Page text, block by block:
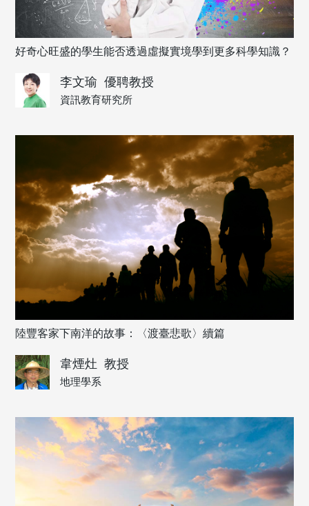
好奇心旺盛的學生能否透過虛擬實境學到更多科學知識？
李文瑜 優聘教授
資訊教育研究所
陸豐客家下南洋的故事：〈渡臺悲歌〉續篇
韋煙灶 教授
地理學系